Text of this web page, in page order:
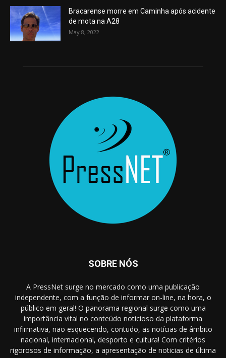
Bracarense morre em Caminha após acidente
de mota na A28
May 8, 2022
SOBRE NÓS
A PressNet surge no mercado como uma publicação
independente, com a função de informar on-line, na hora, o
público em geral! O panorama regional surge como uma
importância vital no conteúdo noticioso da plataforma
infirmativa, não esquecendo, contudo, as notícias de âmbito
nacional, internacional, desporto e cultura! Com critérios
rigorosos de informação, a apresentação de noticias de última